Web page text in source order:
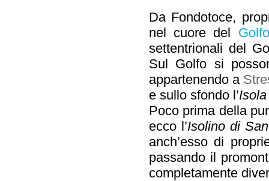
Da Fondotoce,
nel cuore del
settentrionali del
Sul Golfo si
appartenendo a
e sullo sfondo l’
Poco prima della
ecco l’Isolino di
anch’esso di
passando il
completamente